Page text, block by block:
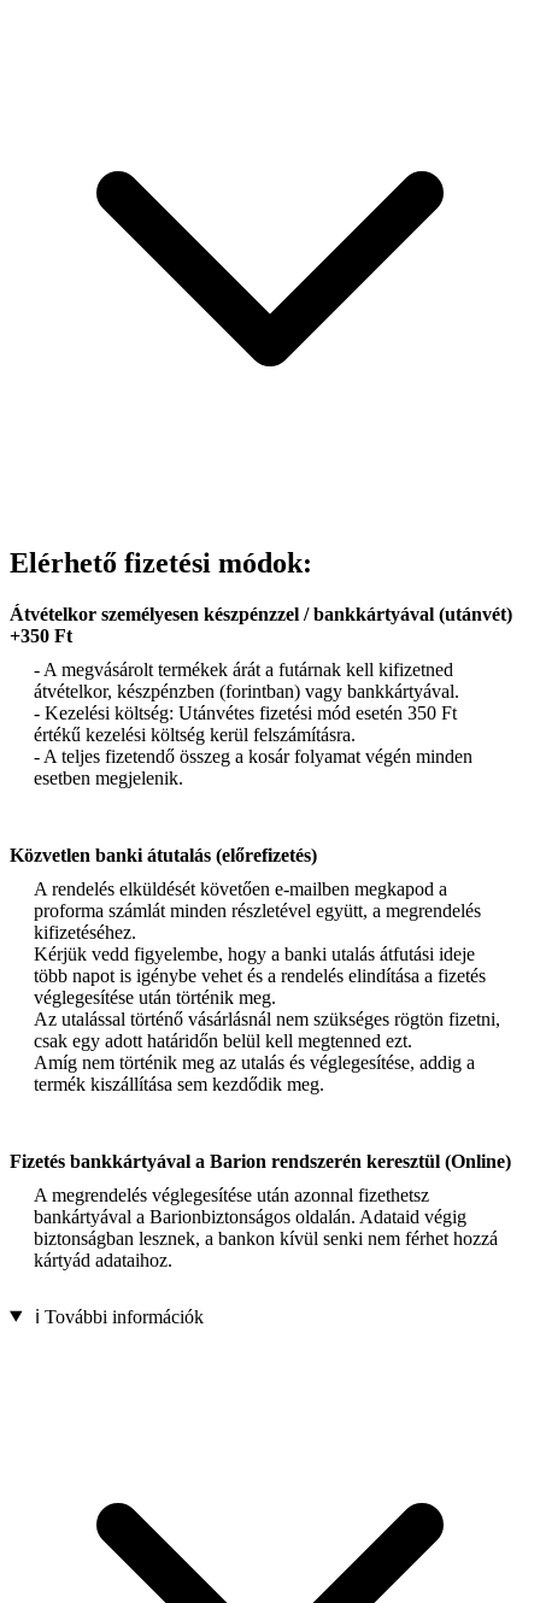
Elérhető fizetési módok:
Átvételkor személyesen készpénzzel / bankkártyával (utánvét)
+350 Ft
- A megvásárolt termékek árát a futárnak kell kifizetned
átvételkor, készpénzben (forintban) vagy bankkártyával.
- Kezelési költség: Utánvétes fizetési mód esetén 350 Ft
értékű kezelési költség kerül felszámításra.
- A teljes fizetendő összeg a kosár folyamat végén minden
esetben megjelenik.
Közvetlen banki átutalás (előrefizetés)
A rendelés elküldését követően e-mailben megkapod a
proforma számlát minden részletével együtt, a megrendelés
kifizetéséhez.
Kérjük vedd figyelembe, hogy a banki utalás átfutási ideje
több napot is igénybe vehet és a rendelés elindítása a fizetés
véglegesítése után történik meg.
Az utalással történő vásárlásnál nem szükséges rögtön fizetni,
csak egy adott határidőn belül kell megtenned ezt.
Amíg nem történik meg az utalás és véglegesítése, addig a
termék kiszállítása sem kezdődik meg.
Fizetés bankkártyával a Barion rendszerén keresztül (Online)
A megrendelés véglegesítése után azonnal fizethetsz
bankártyával a Barionbiztonságos oldalán. Adataid végig
biztonságban lesznek, a bankon kívül senki nem férhet hozzá
kártyád adataihoz.
ℹ️ További információk